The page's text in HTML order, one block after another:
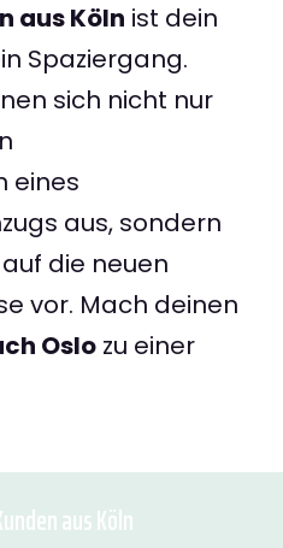
aus Köln ist dein
Spaziergang.
sich nicht nur
eines
aus, sondern
die neuen
vor. Mach deinen
Oslo zu einer
aus Köln